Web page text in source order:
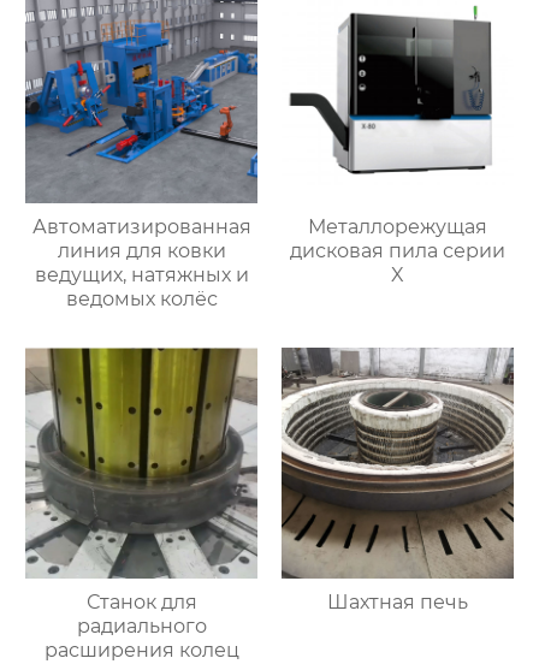
Автоматизированная
линия для ковки
ведущих, натяжных и
ведомых колёс
Металлорежущая
дисковая пила серии
X
Станок для
радиального
расширения колец
Шахтная печь